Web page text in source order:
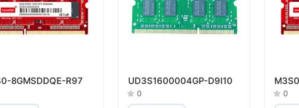
8GMSDDQE-R97 UD3S1600004GP-D9I10
0 0